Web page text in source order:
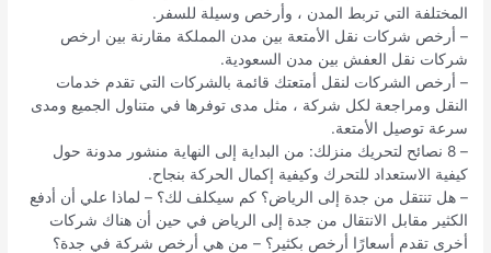
المختلفة التي تربط المدن ، وأرخص وسيلة للسفر.
– أرخص شركات نقل الأمتعة بين مدن المملكة مقارنة بين ارخص
شركات نقل العفش بين مدن السعودية.
– أرخص الشركات لنقل أمتعتك قائمة بالشركات التي تقدم خدمات
النقل ومراجعة لكل شركة ، مثل مدى توفرها في متناول الجميع ومدى
سرعة توصيل الأمتعة.
– 8 نصائح لتحريك منزلك: من البداية إلى النهاية منشور مدونة حول
كيفية الاستعداد للتحرك وكيفية إكمال الحركة بنجاح.
– هل تنتقل من جدة إلى الرياض؟ كم سيكلف لك؟ – لماذا علي أن أدفع
الكثير مقابل الانتقال من جدة إلى الرياض في حين أن هناك شركات
أخرى تقدم أسعارًا أرخص بكثير؟ – من هي أرخص شركة في جدة؟